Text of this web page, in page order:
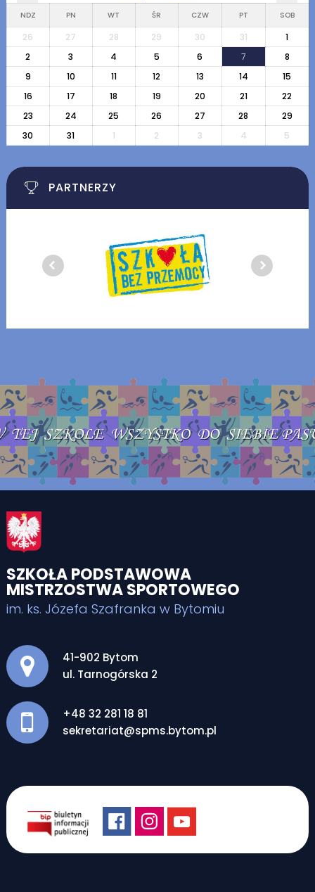
NDZ PN WT ŚR CZW PT SOB
26 27 28 29 30 31
1
2
3 4 5 6 7
8
9
10 11 12 13 14
15
16
17 18 19 20 21
22
23
24 25 26 27 28
29
30
31 1 2 3 4 5
PARTNERZY
SZKOŁA PODSTAWOWA
MISTRZOSTWA SPORTOWEGO
im. ks. Józefa Szafranka w Bytomiu
Adres pocztowy:
41-902 Bytom
ul. Tarnogórska 2
+48 32 281 18 81
sekretariat@spms.bytom.pl